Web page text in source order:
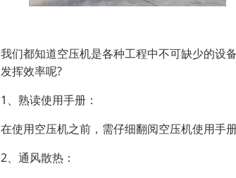
我们都知道空压机是各种工程中不可缺少的设
发挥效率呢?
1、熟读使用手册：
在使用空压机之前，需仔细翻阅空压机使用手
2、通风散热：